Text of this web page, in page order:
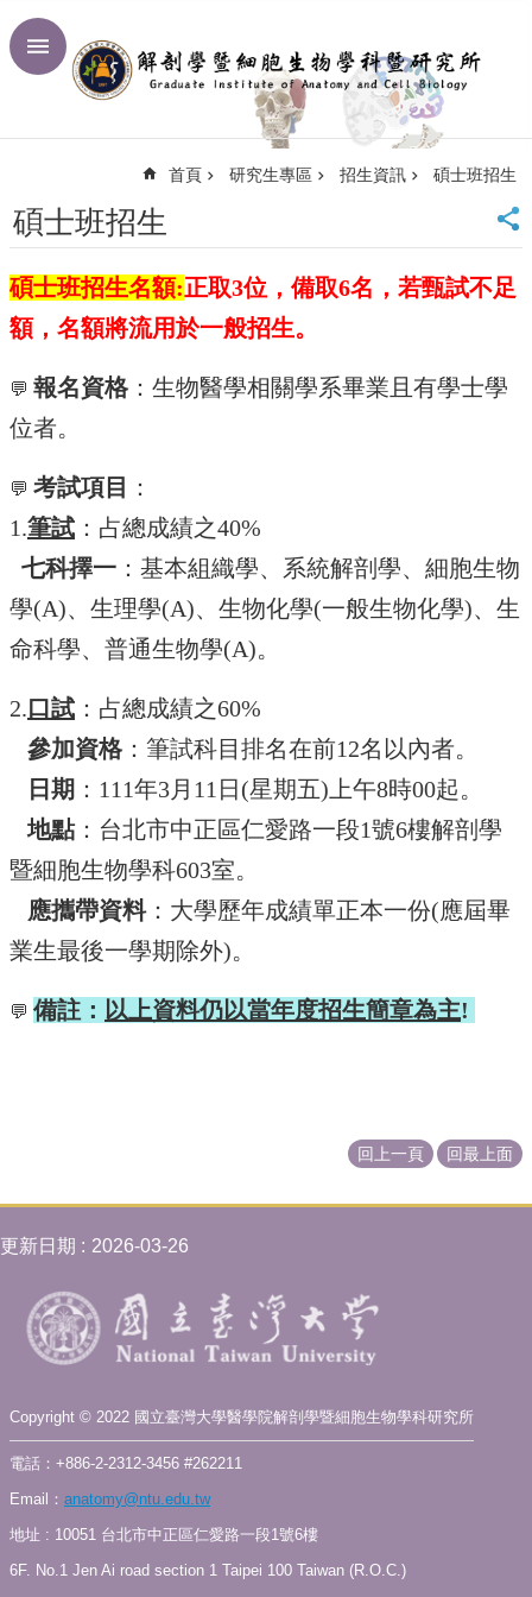
跳到主要內容區塊
進
首
頁
大
頁
網
站
導
聯
絡
資
訊
雙
語
詞
彙
English
科
所
簡
介
科
所
公
職
員
究
生
專
區
解
剖
學
展
示
首頁 研究生專區 招生資訊 碩士班招生
碩士班招生
碩士班招生名額:正取3位，備取6名，若甄試不足
額，名額將流用於一般招生。
💬 報名資格 ：生物醫學相關學系畢業且有學士學
位者。
💬 考試項目
：
1.筆試 ：占總成績之40%
七科擇一 ：基本組織學、系統解剖學、細胞生物
學(A)、生理學(A)、生物化學(一般生物化學)、生
命科學、普通生物學(A)。
2. 口試 ：占總成績之60%
參加資格 ：筆試科目排名在前12名以內者。
日期 ：111年3月11日(星期五)上午8時00起。
地點：台北市中正區仁愛路一段1號6樓解剖學
暨細胞生物學科603室。
應攜帶資料：大學歷年成績單正本一份(應屆畢
業生最後一學期除外)。
💬 備註： 以上資料仍以當年度招生簡章為主!
回上一頁 回最上面
更新日期 2026-03-26
Copyright © 2022 國立臺灣大學醫學院解剖學暨細胞生物學科研究所
電話：+886-2-2312-3456 #262211
Email： anatomy@ntu.edu.tw
地址 : 10051 台北市中正區仁愛路一段1號6樓
6F. No.1 Jen Ai road section 1 Taipei 100 Taiwan (R.O.C.)